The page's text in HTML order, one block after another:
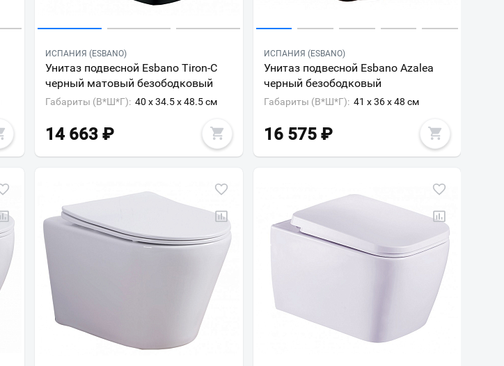
ИСПАНИЯ (ESBANO)
Унитаз подвесной Esbano Tiron-C
черный матовый безободковый
Габариты (В*Ш*Г): 40 x 34.5 x 48.5 см
14 663 ₽
ИСПАНИЯ (ESBANO)
Унитаз подвесной Esbano Azalea
черный безободковый
Габариты (В*Ш*Г): 41 x 36 x 48 см
16 575 ₽